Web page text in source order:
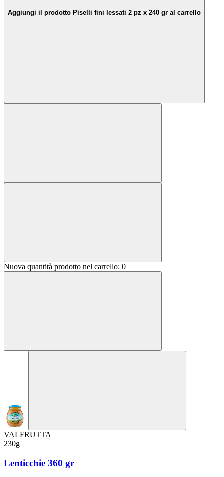
Aggiungi il prodotto Piselli fini lessati 2 pz x 240 gr al carrello
Nuova quantità prodotto nel carrello: 0
VALFRUTTA
230g
Lenticchie 360 gr